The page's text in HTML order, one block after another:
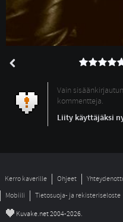
Vain
kommentteja.
Liity käyttäjäksi
Kerro kaverille Ohjeet
Mobiili
Tietosuoja- ja rekisteriseloste
© Kuvake.net 2004-2026.